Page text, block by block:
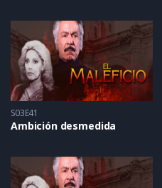
S03E41
Ambición desmedida